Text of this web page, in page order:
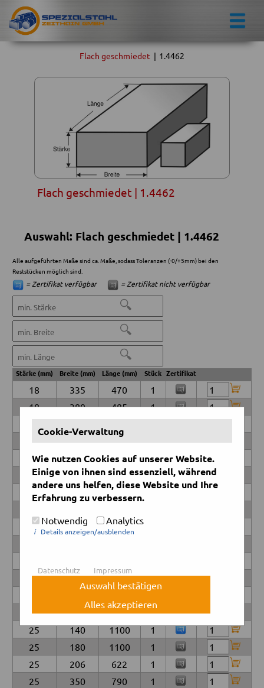
Flach geschmiedet | 1.4462
Flach geschmiedet | 1.4462
Auswahl: Flach geschmiedet | 1.4462
Alle aufgeführten Maße sind ca. Maße, sodass Toleranzen (-0/+5mm) bei den
Reststücken möglich sind.
= Zertifikat verfügbar = Zertifikat nicht verfügbar
🔍
🔍
🔍
Stärke (mm) Breite (mm) Länge (mm) Stück Zertifikat
18 335 470
1
18
380 485
1
20
360 410
1
22
394 654
1
22
435 605
1
22
590
23
504 768
24
373 503
1
25
135 1000
1
25
140 1100
1
25
180 1100
1
25
206 622
1
25
350 790
1
Cookie-Verwaltung
Wie nutzen Cookies auf unserer Website.
Einige von ihnen sind essenziell, während
andere uns helfen, diese Website und Ihre
Erfahrung zu verbessern.
Notwendig Analytics
i Details anzeigen/ausblenden
Datenschutz Impressum
Auswahl bestätigen
Alles akzeptieren